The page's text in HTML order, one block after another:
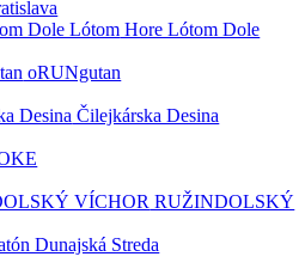
Hore Lótom Dole
oRUNgutan
Čilejkárska Desina
RUŽINDOLSKÝ
Dunajská Streda